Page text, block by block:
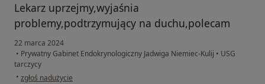
Lekarz uprzejmy,wyjaśnia
problemy,podtrzymujący na duchu,polecam
22 marca 2024
• Prywatny Gabinet Endokrynologiczny Jadwiga Niemiec-Kulij • USG
tarczycy
• w opinii użytkownika Grażyna
zgłoś nadużycie